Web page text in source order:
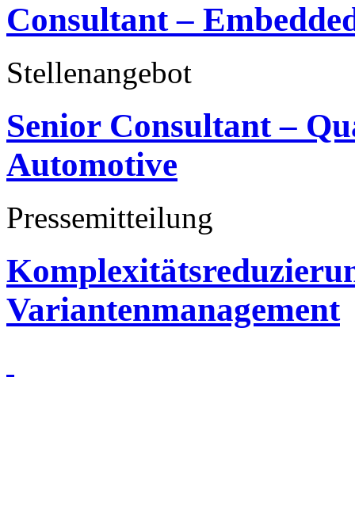
Consultant –
Stellenangebot
Senior Consultant –
Automotive
Pressemitteilung
Variantenmanagement